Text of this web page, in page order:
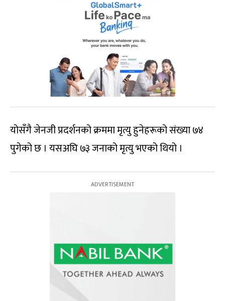
योसँगै जेनजी प्रदर्शनको क्रममा मृत्यु हुनेहरूको संख्या ७४
पुगेको छ । यसअघि ७३ जनाको मृत्यु भएको थियो ।